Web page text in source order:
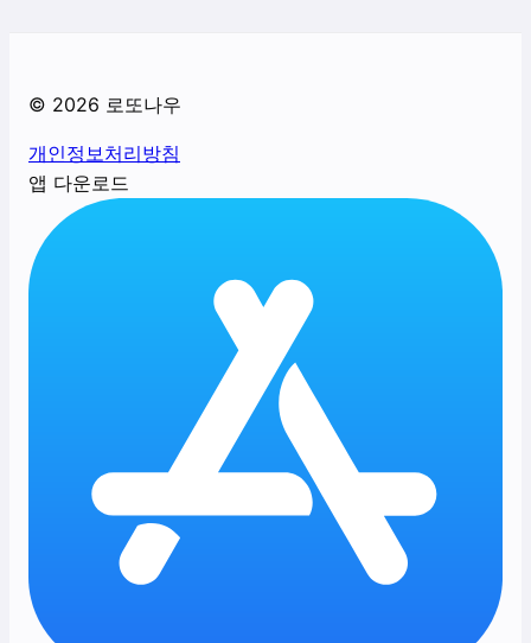
© 2026 로또나우
개인정보처리방침
앱 다운로드